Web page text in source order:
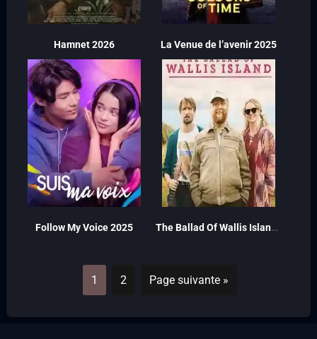
Hamnet 2026 La Venue de l’avenir 2025
Follow My Voice 2025 The Ballad Of Wallis Island 2025
1 2 Page suivante »